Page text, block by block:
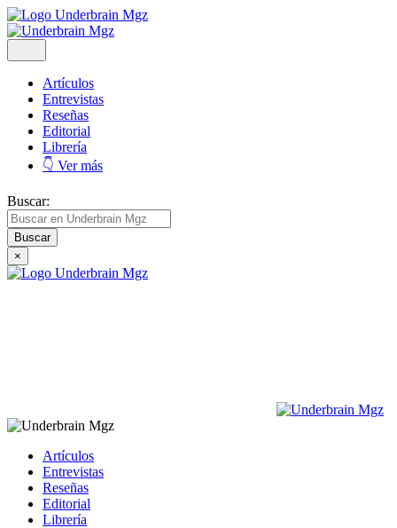
Artículos
Entrevistas
Reseñas
Editorial
Librería
👇 Ver más
Buscar:
×
Artículos
Entrevistas
Reseñas
Editorial
Librería